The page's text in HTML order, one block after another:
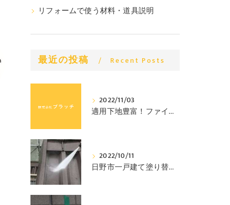
リフォームで使う材料・道具説明
最近の投稿 Recent Posts
2022/11/03
適用下地豊富！ファインパーフェクトトップ
2022/10/11
日野市一戸建て塗り替え工事